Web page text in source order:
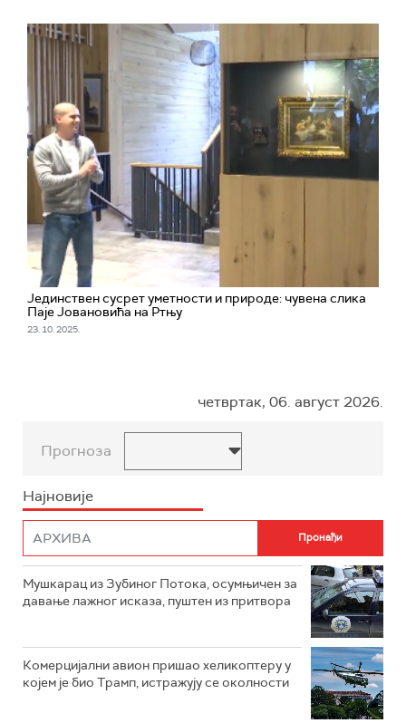
Јединствен сусрет уметности и прирoде: чувена слика
Паје Јовановића на Ртњу
23. 10. 2025.
четвртак, 06. август 2026.
Прогноза
Најновије
Мушкарац из Зубиног Потока, осумњичен за
давање лажног исказа, пуштен из притвора
Комерцијални авион пришао хеликоптеру у
којем је био Трамп, истражују се околности